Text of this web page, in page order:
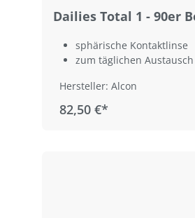
Dailies Total 1 -
sphärische Kontaktlinse
zum täglichen Austausch
Hersteller: Alcon
82,50 €*